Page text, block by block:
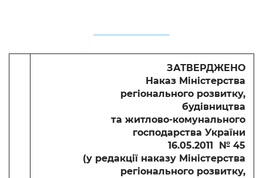
ЗАТВЕРДЖЕНО
Наказ Міністерства
регіонального розвитку,
будівництва
та житлово-комунального
господарства України
16.05.2011 № 45
(у редакції наказу Міністерства
регіонального розвитку,